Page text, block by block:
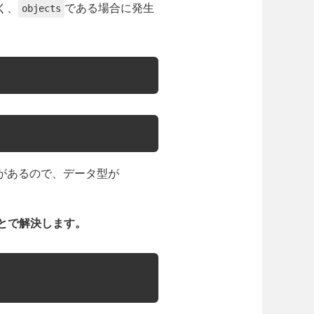
objects である場合に発生
あるので、データ型が
解決します。